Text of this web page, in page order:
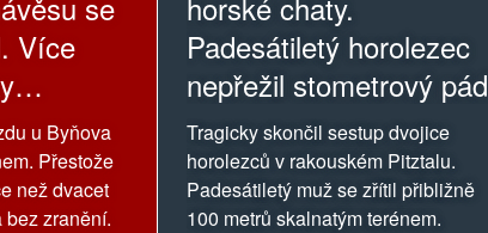
Padesátiletý horolezec
nepřežil stometrový pád
Tragicky skončil sestup dvojice
horolezců v rakouském Pitztalu.
Padesátiletý muž se zřítil přibližně
100 metrů skalnatým terénem.
Více
bez
u Byňova
Přestože
než dvacet
zranění.